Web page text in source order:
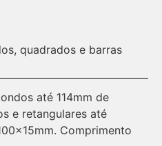
quadrados e barras
até 114mm de
e retangulares até
Comprimento